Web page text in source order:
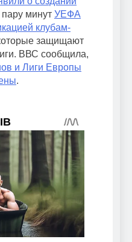
пару минут УЕФА
клубам-
защищают
ВВС сообщила,
и Лиги Европы
.